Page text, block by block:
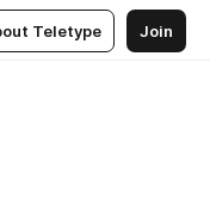
Teletype Join